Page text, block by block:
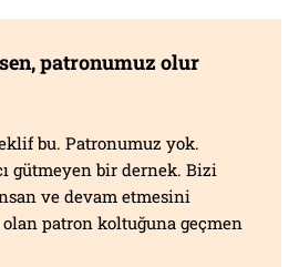
patronumuz olur
bu. Patronumuz yok.
gütmeyen bir dernek. Bizi
ve devam etmesini
patron koltuğuna geçmen